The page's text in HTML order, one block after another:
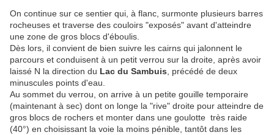
On continue sur ce sentier qui, à flanc, surmonte plusieurs barres
rocheuses et traverse des couloirs "exposés" avant d'atteindre
une zone de gros blocs d'éboulis.
Dès lors, il convient de bien suivre les cairns qui jalonnent le
parcours et conduisent à un petit verrou sur la droite, après avoir
laissé N la direction du Lac du Sambuis , précédé de deux
minuscules points d'eau.
Au sommet du verrou, on arrive à un petite gouille temporaire
(maintenant à sec) dont on longe la "rive" droite pour atteindre de
gros blocs de rochers et monter dans une goulotte très raide
(40°) en choisissant la voie la moins pénible, tantôt dans les